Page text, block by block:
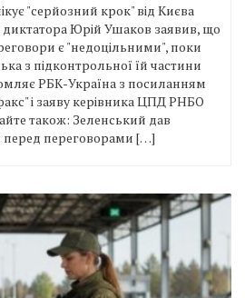
"серйозний крок" від Києва
диктатора Юрій Ушаков заявив, що
є "недоцільними", поки
з підконтрольної їй частини
РБК-Україна з посиланням
і заяву керівника ЦПД РНБО
також: Зеленський дав
перед переговорами […]